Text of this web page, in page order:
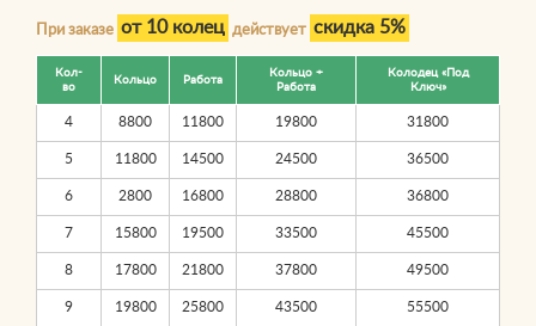
При заказе от 10 колец действует скидка 5%
Кол-
во
Кольцо Работа
Кольцо +
Работа
Колодец «Под
Ключ»
4 8800 11800 19800 31800
5 11800 14500 24500 36500
6 2800 16800 28800 36800
7 15800 19500 33500 45500
8 17800 21800 37800 49500
9 19800 25800 43500 55500